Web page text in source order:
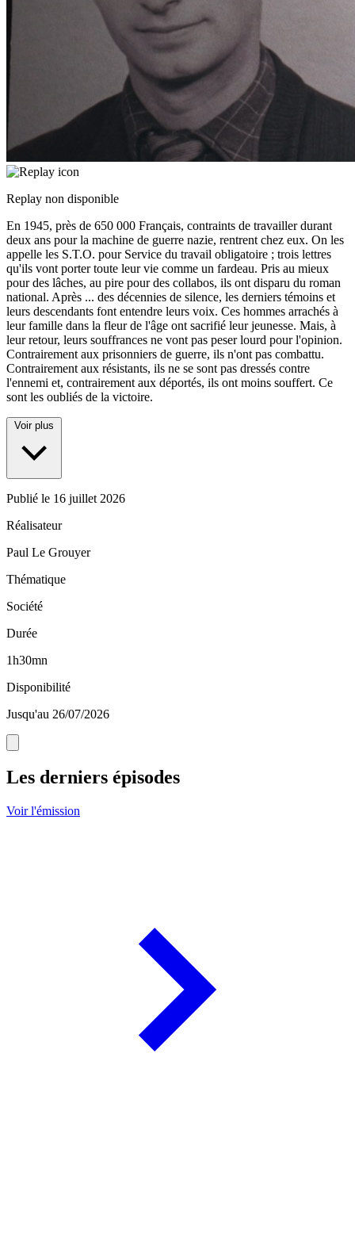
Replay non disponible
En 1945, près de 650 000 Français, contraints de travailler durant
deux ans pour la machine de guerre nazie, rentrent chez eux. On les
appelle les S.T.O. pour Service du travail obligatoire ; trois lettres
qu'ils vont porter toute leur vie comme un fardeau. Pris au mieux
pour des lâches, au pire pour des collabos, ils ont disparu du roman
national. Après ... des décennies de silence, les derniers témoins et
leurs descendants font entendre leurs voix. Ces hommes arrachés à
leur famille dans la fleur de l'âge ont sacrifié leur jeunesse. Mais, à
leur retour, leurs souffrances ne vont pas peser lourd pour l'opinion.
Contrairement aux prisonniers de guerre, ils n'ont pas combattu.
Contrairement aux résistants, ils ne se sont pas dressés contre
l'ennemi et, contrairement aux déportés, ils ont moins souffert. Ce
sont les oubliés de la victoire.
Voir plus
Publié le 16 juillet 2026
Réalisateur
Paul Le Grouyer
Thématique
Société
Durée
1h30mn
Disponibilité
Jusqu'au 26/07/2026
Les derniers épisodes
Voir l'émission